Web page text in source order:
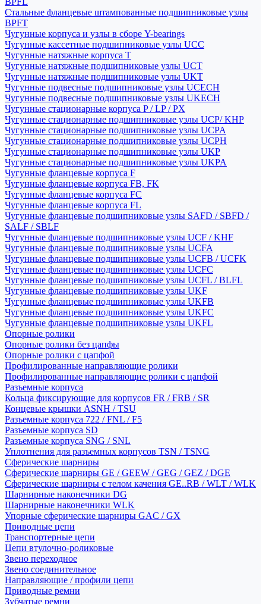
Стальные фланцевые штампованные подшипниковые узлы
BPFT
Чугунные корпуса и узлы в сборе Y-bearings
Чугунные кассетные подшипниковые узлы UCC
Чугунные натяжные корпуса T
Чугунные натяжные подшипниковые узлы UCT
Чугунные натяжные подшипниковые узлы UKT
Чугунные подвесные подшипниковые узлы UCECH
Чугунные подвесные подшипниковые узлы UKECH
Чугунные стационарные корпуса P / LP / PX
Чугунные стационарные подшипниковые узлы UCP/ KHP
Чугунные стационарные подшипниковые узлы UCPA
Чугунные стационарные подшипниковые узлы UCPH
Чугунные стационарные подшипниковые узлы UKP
Чугунные стационарные подшипниковые узлы UKPA
Чугунные фланцевые корпуса F
Чугунные фланцевые корпуса FB, FK
Чугунные фланцевые корпуса FC
Чугунные фланцевые корпуса FL
Чугунные фланцевые подшипниковые узлы SAFD / SBFD /
SALF / SBLF
Чугунные фланцевые подшипниковые узлы UCF / KHF
Чугунные фланцевые подшипниковые узлы UCFA
Чугунные фланцевые подшипниковые узлы UCFB / UCFK
Чугунные фланцевые подшипниковые узлы UCFC
Чугунные фланцевые подшипниковые узлы UCFL / BLFL
Чугунные фланцевые подшипниковые узлы UKF
Чугунные фланцевые подшипниковые узлы UKFB
Чугунные фланцевые подшипниковые узлы UKFC
Чугунные фланцевые подшипниковые узлы UKFL
Опорные ролики
Опорные ролики без цапфы
Опорные ролики с цапфой
Профилированные направляющие ролики
Профилированные направляющие ролики с цапфой
Разъемные корпуса
Кольца фиксирующие для корпусов FR / FRB / SR
Концевые крышки ASNH / TSU
Разъемные корпуса 722 / FNL / F5
Разъемные корпуса SD
Разъемные корпуса SNG / SNL
Уплотнения для разъемных корпусов TSN / TSNG
Сферические шарниры
Сферические шарниры GE / GEEW / GEG / GEZ / DGE
Сферические шарниры с телом качения GE..RB / WLT / WLK
Шарнирные наконечники DG
Шарнирные наконечники WLK
Упорные сферические шарниры GAC / GX
Приводные цепи
Транспортерные цепи
Цепи втулочно-роликовые
Звено переходное
Звено соединительное
Направляющие / профили цепи
Приводные ремни
Зубчатые ремни